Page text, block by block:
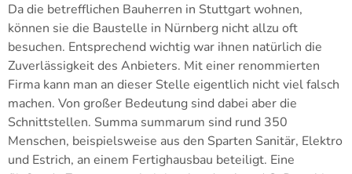
Da die betrefflichen Bauherren in Stuttgart wohnen,
können sie die Baustelle in Nürnberg nicht allzu oft
besuchen. Entsprechend wichtig war ihnen natürlich die
Zuverlässigkeit des Anbieters. Mit einer renommierten
Firma kann man an dieser Stelle eigentlich nicht viel falsch
machen. Von großer Bedeutung sind dabei aber die
Schnittstellen. Summa summarum sind rund 350
Menschen, beispielsweise aus den Sparten Sanitär, Elektro
und Estrich, an einem Fertighausbau beteiligt. Eine